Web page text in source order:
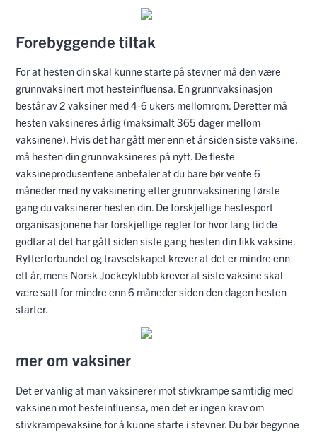
Forebyggende tiltak
For at hesten din skal kunne starte på stevner må den være
grunnvaksinert mot hesteinfluensa. En grunnvaksinasjon
består av 2 vaksiner med 4-6 ukers mellomrom. Deretter må
hesten vaksineres årlig (maksimalt 365 dager mellom
vaksinene). Hvis det har gått mer enn et år siden siste vaksine,
må hesten din grunnvaksineres på nytt. De fleste
vaksineprodusentene anbefaler at du bare bør vente 6
måneder med ny vaksinering etter grunnvaksinering første
gang du vaksinerer hesten din. De forskjellige hestesport
organisasjonene har forskjellige regler for hvor lang tid de
godtar at det har gått siden siste gang hesten din fikk vaksine.
Rytterforbundet og travselskapet krever at det er mindre enn
ett år, mens Norsk Jockeyklubb krever at siste vaksine skal
være satt for mindre enn 6 måneder siden den dagen hesten
starter.
mer om vaksiner
Det er vanlig at man vaksinerer mot stivkrampe samtidig med
vaksinen mot hesteinfluensa, men det er ingen krav om
stivkrampevaksine for å kunne starte i stevner. Du bør begynne